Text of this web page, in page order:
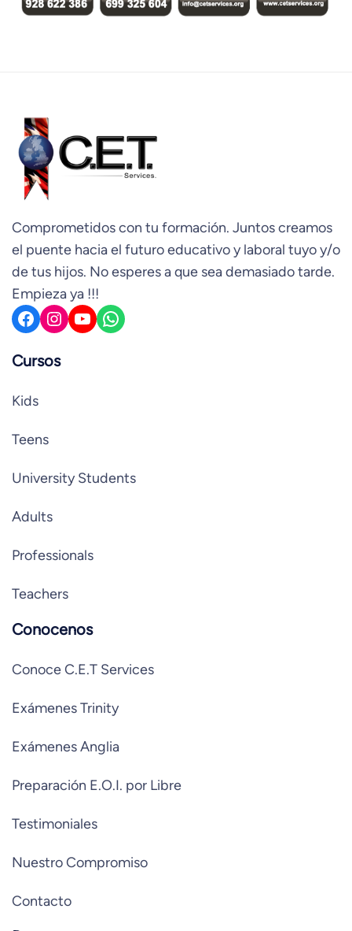
Comprometidos con tu formación. Juntos creamos
el puente hacia el futuro educativo y laboral tuyo y/o
de tus hijos. No esperes a que sea demasiado tarde.
Empieza ya !!!
Facebook Instagram YouTube WhatsApp
Cursos
Kids
Teens
University Students
Adults
Professionals
Teachers
Conocenos
Conoce C.E.T Services
Exámenes Trinity
Exámenes Anglia
Preparación E.O.I. por Libre
Testimoniales
Nuestro Compromiso
Contacto